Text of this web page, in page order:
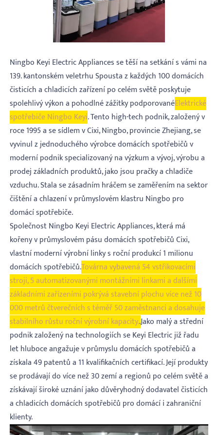
Ningbo Keyi Electric Appliances se těší na setkání s vámi na
139. kantonském veletrhu Spousta z každých 100 domácích
čisticích a chladicích zařízení po celém světě poskytuje
spolehlivý výkon a pohodlné zážitky podporovanéElektrické
spotřebiče Ningbo Keyi. Tento high-tech podnik, založený v
roce 1995 a se sídlem v Cixi, Ningbo, provincie Zhejiang, se
vyvinul z jednoduchého výrobce domácích spotřebičů v
moderní podnik specializovaný na výzkum a vývoj, výrobu a
prodej základních produktů, jako jsou pračky a chladiče
vzduchu. Stala se zásadním hráčem se zaměřením na sektor
čištění a chlazení v průmyslovém klastru Ningbo pro
domácí spotřebiče.
Společnost Ningbo Keyi Electric Appliances, která má
kořeny v průmyslovém pásu domácích spotřebičů Cixi,
vlastní moderní výrobní linky s roční produkcí 1 milionu
domácích spotřebičů.Továrna vybavená 54 vstřikovacími
stroji, 5 automatizovanými montážními linkami a dalšími
základními zařízeními pokrývá stavební plochu více než 10
000 metrů čtverečních s téměř 50 zaměstnanci a dosahuje
stabilního růstu roční výrobní kapacity..Jako malý a střední
podnik založený na technologiích se Keyi Electric již řadu
let hluboce angažuje v průmyslu domácích spotřebičů a
získala 49 patentů a 11 kvalifikačních certifikací. Její produkty
se prodávají do více než 30 zemí a regionů po celém světě a
získávají široké uznání jako důvěryhodný dodavatel čisticích
a chladicích domácích spotřebičů pro domácí i zahraniční
klienty.